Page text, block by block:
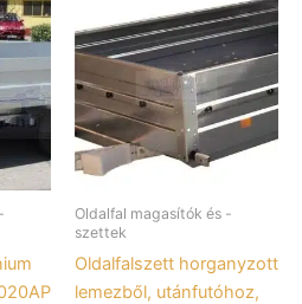
Oldalfal magasítók és -
szettek
Oldalfalszett horganyzott
lemezből, utánfutóhoz,